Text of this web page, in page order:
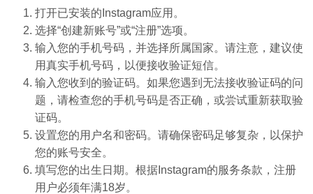
打开已安装的Instagram应用。
选择“创建新账号”或“注册”选项。
输入您的手机号码，并选择所属国家。请注意，建议使
用真实手机号码，以便接收验证短信。
输入您收到的验证码。如果您遇到无法接收验证码的问
题，请检查您的手机号码是否正确，或尝试重新获取验
证码。
设置您的用户名和密码。请确保密码足够复杂，以保护
您的账号安全。
填写您的出生日期。根据Instagram的服务条款，注册
用户必须年满18岁。